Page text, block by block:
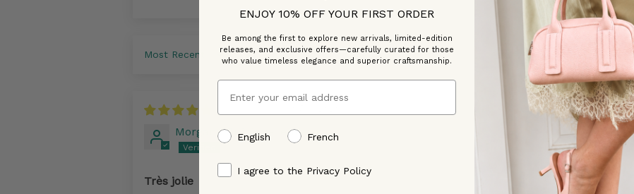
Sort by
Morgane Quiniou-Lemieux
Très jolie
ENJOY 10% OFF YOUR FIRST ORDER
Be among the first to explore new arrivals, limited-edition
releases, and exclusive offers—carefully curated for those
who value timeless elegance and superior craftsmanship.
Email
preffered language
English French
By signing up, you agree to our [Privacy Policy]
I agree to the Privacy Policy